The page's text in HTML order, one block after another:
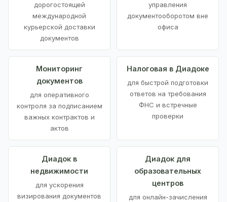
дорогостоящей
международной
курьерской доставки
документов
управления
документооборотом вне
офиса
Мониторинг
документов
для оперативного
контроля за подписанием
важных контрактов и
актов
Налоговая в Диадоке
для быстрой подготовки
ответов на требования
ФНС и встречные
проверки
Диадок в
недвижимости
для ускорения
визирования документов
Диадок для
образовательных
центров
для онлайн-зачисления